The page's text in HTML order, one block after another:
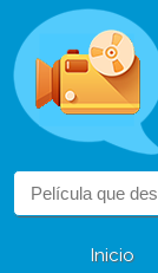
Inicio